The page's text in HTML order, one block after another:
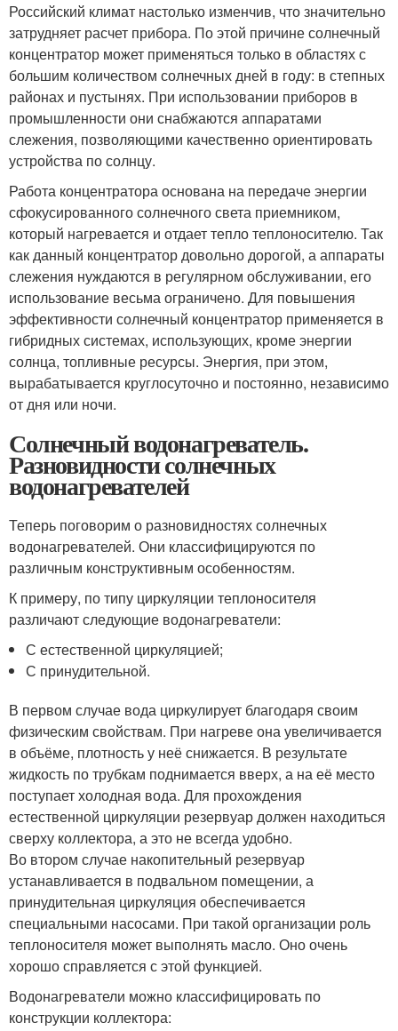
Российский климат настолько изменчив, что значительно
затрудняет расчет прибора. По этой причине солнечный
концентратор может применяться только в областях с
большим количеством солнечных дней в году: в степных
районах и пустынях. При использовании приборов в
промышленности они снабжаются аппаратами
слежения, позволяющими качественно ориентировать
устройства по солнцу.
Работа концентратора основана на передаче энергии
сфокусированного солнечного света приемником,
который нагревается и отдает тепло теплоносителю. Так
как данный концентратор довольно дорогой, а аппараты
слежения нуждаются в регулярном обслуживании, его
использование весьма ограничено. Для повышения
эффективности солнечный концентратор применяется в
гибридных системах, использующих, кроме энергии
солнца, топливные ресурсы. Энергия, при этом,
вырабатывается круглосуточно и постоянно, независимо
от дня или ночи.
Солнечный водонагреватель.
Разновидности солнечных
водонагревателей
Теперь поговорим о разновидностях солнечных
водонагревателей. Они классифицируются по
различным конструктивным особенностям.
К примеру, по типу циркуляции теплоносителя
различают следующие водонагреватели:
С естественной циркуляцией;
С принудительной.
В первом случае вода циркулирует благодаря своим
физическим свойствам. При нагреве она увеличивается
в объёме, плотность у неё снижается. В результате
жидкость по трубкам поднимается вверх, а на её место
поступает холодная вода. Для прохождения
естественной циркуляции резервуар должен находиться
сверху коллектора, а это не всегда удобно.
Во втором случае накопительный резервуар
устанавливается в подвальном помещении, а
принудительная циркуляция обеспечивается
специальными насосами. При такой организации роль
теплоносителя может выполнять масло. Оно очень
хорошо справляется с этой функцией.
Водонагреватели можно классифицировать по
конструкции коллектора: